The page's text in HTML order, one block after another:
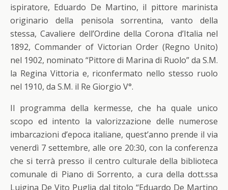
ispiratore, Eduardo De Martino, il pittore marinista
originario della penisola sorrentina, vanto della
stessa, Cavaliere dell’Ordine della Corona d’Italia nel
1892, Commander of Victorian Order (Regno Unito)
nel 1902, nominato “Pittore di Marina di Ruolo” da S.M.
la Regina Vittoria e, riconfermato nello stesso ruolo
nel 1910, da S.M. il Re Giorgio V°.
Il programma della kermesse, che ha quale unico
scopo ed intento la valorizzazione delle numerose
imbarcazioni d’epoca italiane, quest’anno prende il via
venerdì 7 settembre, alle ore 20:30, con la conferenza
che si terrà presso il centro culturale della biblioteca
comunale di Piano di Sorrento, a cura della dott.ssa
Luigina De Vito Puglia dal titolo “Eduardo De Martino